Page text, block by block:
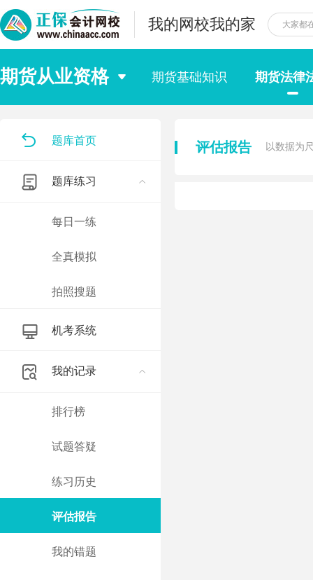
我的网校我的家
期货从业资格 期货基础知识 期货法律
题库首页
题库练习
每日一练
全真模拟
拍照搜题
机考系统
我的记录
排行榜
试题答疑
练习历史
评估报告
我的错题
评估报告 以数据为